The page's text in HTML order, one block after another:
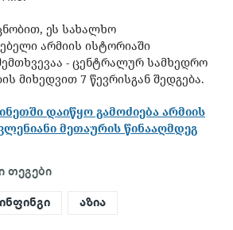
ეს სახალხო
არმიის ისტორიაში
- ცენტრალურ სამხედრო
მიხედვით 7 წევრისგან შედგება.
დაიწყო გამოძიება არმიის
მეთაურის წინააღმდეგ
თეგები
აზია